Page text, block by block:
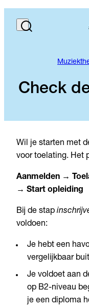
Check
Wil je starten met
voor toelating. Het
Aanmelden →
→ Start opleiding
Bij de stap
voldoen:
Je hebt een
vergelijkbaar
Je voldoet aan
op B2-niveau
je een diploma